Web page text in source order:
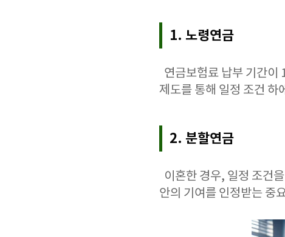
1. 노령연금
연금보험료 납부 기간이
제도를 통해 일정 조건 하
2. 분할연금
이혼한 경우, 일정 조건
안의 기여를 인정받는 중